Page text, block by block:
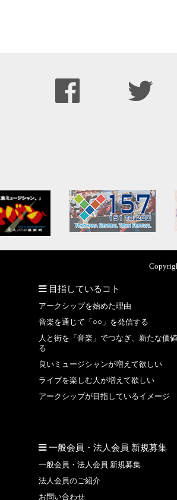
目指しているコト
アークシップを始めた理由
音楽を通じて「○○」を発信する
人と街を「音楽」でつなぎ、新たな価
る
良いミュージシャンが増えて欲しい
ライブを楽しむ人が増えて欲しい
アークシップが目指しているイメージ
一般会員・法人会員 新規募集
一般会員・法人会員 新規募集
法人会員のご紹介
お問い合わせ